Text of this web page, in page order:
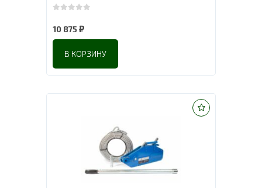
10 875 ₽
В КОРЗИНУ